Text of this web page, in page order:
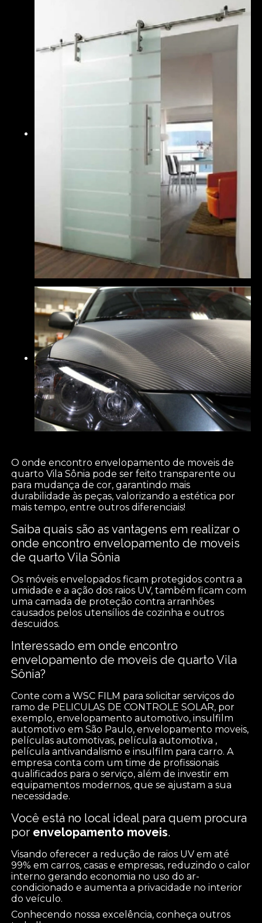
O onde encontro envelopamento de moveis de
quarto Vila Sônia pode ser feito transparente ou
para mudança de cor, garantindo mais
durabilidade às peças, valorizando a estética por
mais tempo, entre outros diferenciais!
Saiba quais são as vantagens em realizar o
onde encontro envelopamento de moveis
de quarto Vila Sônia
Os móveis envelopados ficam protegidos contra a
umidade e a ação dos raios UV, também ficam com
uma camada de proteção contra arranhões
causados pelos utensílios de cozinha e outros
descuidos.
Interessado em onde encontro
envelopamento de moveis de quarto Vila
Sônia?
Conte com a WSC FILM para solicitar serviços do
ramo de PELICULAS DE CONTROLE SOLAR, por
exemplo, envelopamento automotivo, insulfilm
automotivo em São Paulo, envelopamento moveis,
películas automotivas, película automotiva ,
película antivandalismo e insulfilm para carro. A
empresa conta com um time de profissionais
qualificados para o serviço, além de investir em
equipamentos modernos, que se ajustam a sua
necessidade.
Você está no local ideal para quem procura
por envelopamento moveis.
Visando oferecer a redução de raios UV em até
99% em carros, casas e empresas, reduzindo o calor
interno gerando economia no uso do ar-
condicionado e aumenta a privacidade no interior
do veículo.
Conhecendo nossa excelência, conheça outros